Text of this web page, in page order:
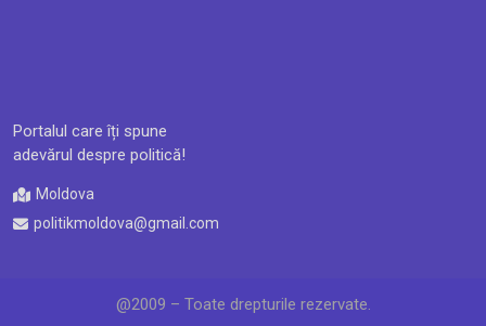
Portalul care îți spune
adevărul despre politică!
Moldova
politikmoldova@gmail.com
@2009 – Toate drepturile rezervate.